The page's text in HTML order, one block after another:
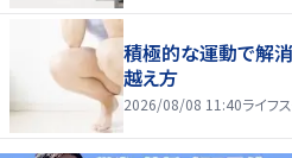
積極的な運動で解消
越え方
2026/08/08 11:40ライフ